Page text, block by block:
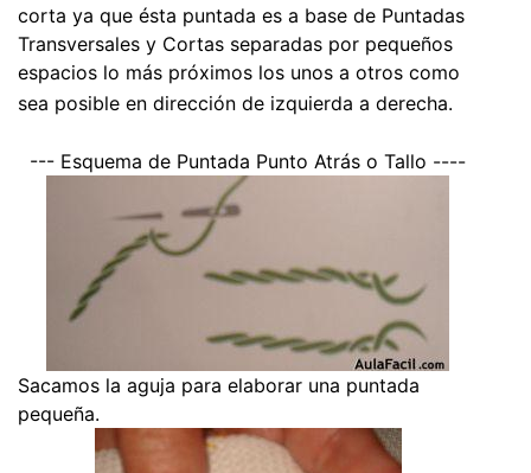
corta ya que ésta puntada es a base de Puntadas
Transversales y Cortas separadas por pequeños
espacios lo más próximos los unos a otros como
sea posible en dirección de izquierda a derecha.
--- Esquema de Puntada Punto Atrás o Tallo ----
Sacamos la aguja para elaborar una puntada
pequeña.